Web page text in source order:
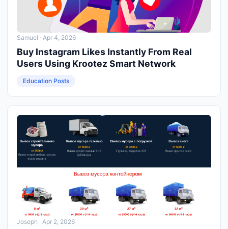
Samuel · Apr 4, 2026
Buy Instagram Likes Instantly From Real
Users Using Krootez Smart Network
Education Posts
Joseph · Apr 2, 2026